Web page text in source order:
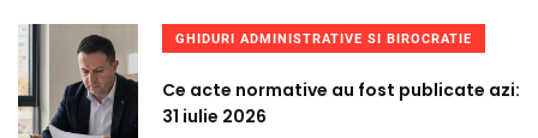
GHIDURI ADMINISTRATIVE SI BIROCRATIE
Ce acte normative au fost publicate azi:
31 iulie 2026